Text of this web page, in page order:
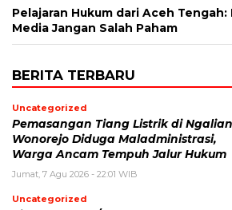
Pelajaran Hukum dari Aceh Tengah:
Media Jangan Salah Paham
BERITA TERBARU
Uncategorized
Pemasangan Tiang Listrik di Ngalian
Wonorejo Diduga Maladministrasi,
Warga Ancam Tempuh Jalur Hukum
Jumat, 7 Agu 2026 - 22:01 WIB
Uncategorized